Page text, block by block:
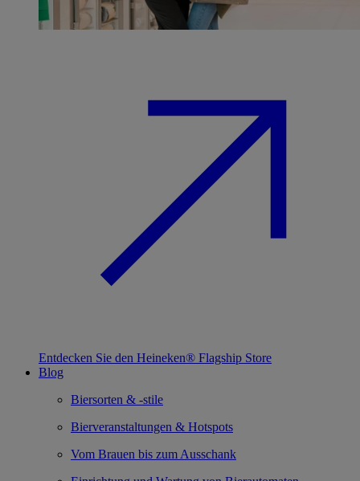
Entdecken Sie den Heineken® Flagship Store
Blog
Biersorten & -stile
Bierveranstaltungen & Hotspots
Vom Brauen bis zum Ausschank